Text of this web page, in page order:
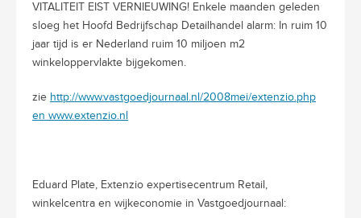
VITALITEIT EIST VERNIEUWING! Enkele maanden geleden
sloeg het Hoofd Bedrijfschap Detailhandel alarm: In ruim 10
jaar tijd is er Nederland ruim 10 miljoen m2
winkeloppervlakte bijgekomen.
zie http://www.vastgoedjournaal.nl/2008mei/extenzio.php
en www.extenzio.nl
Eduard Plate, Extenzio expertisecentrum Retail,
winkelcentra en wijkeconomie in Vastgoedjournaal: